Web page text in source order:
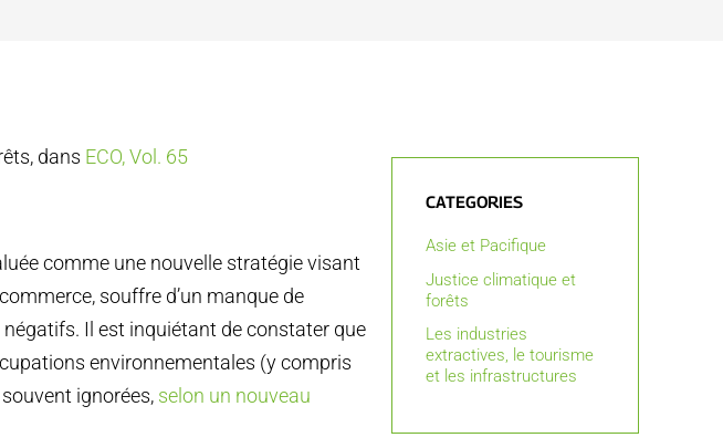
dans ECO, Vol. 65
comme une nouvelle stratégie visant
souffre d’un manque de
Il est inquiétant de constater que
environnementales (y compris
ignorées, selon un nouveau
CATEGORIES
Asie et Pacifique
Justice climatique et
forêts
Les industries
extractives, le tourisme
et les infrastructures